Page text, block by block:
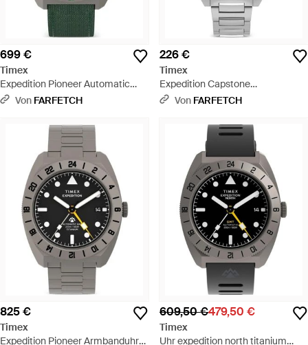
699 €
Timex
Expedition Pioneer Automatic
Gmt Armbanduhr 41Mm - Grün
Von FARFETCH
226 €
Timex
Expedition Capstone
Chronograph 41Mm - Grün
Von FARFETCH
825 €
Timex
Expedition Pioneer Armbanduhr
609,50 €479,50 €
Timex
Uhr expedition north titanium